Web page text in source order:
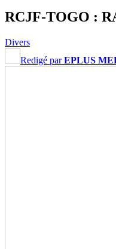
RCJF-TOGO :
Divers
Redigé parEPLUS